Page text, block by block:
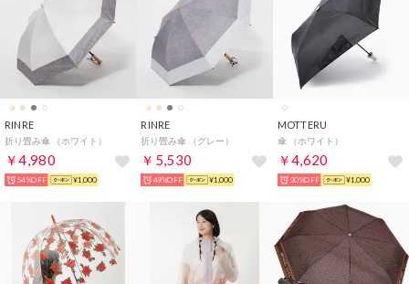
RINRE
折り畳み傘 （ホワイト）
￥4,980
54%OFF ¥1,000
RINRE
折り畳み傘 （グレー）
￥5,530
49%OFF ¥1,000
MOTTERU
傘 （ホワイト）
￥4,620
30%OFF ¥1,000